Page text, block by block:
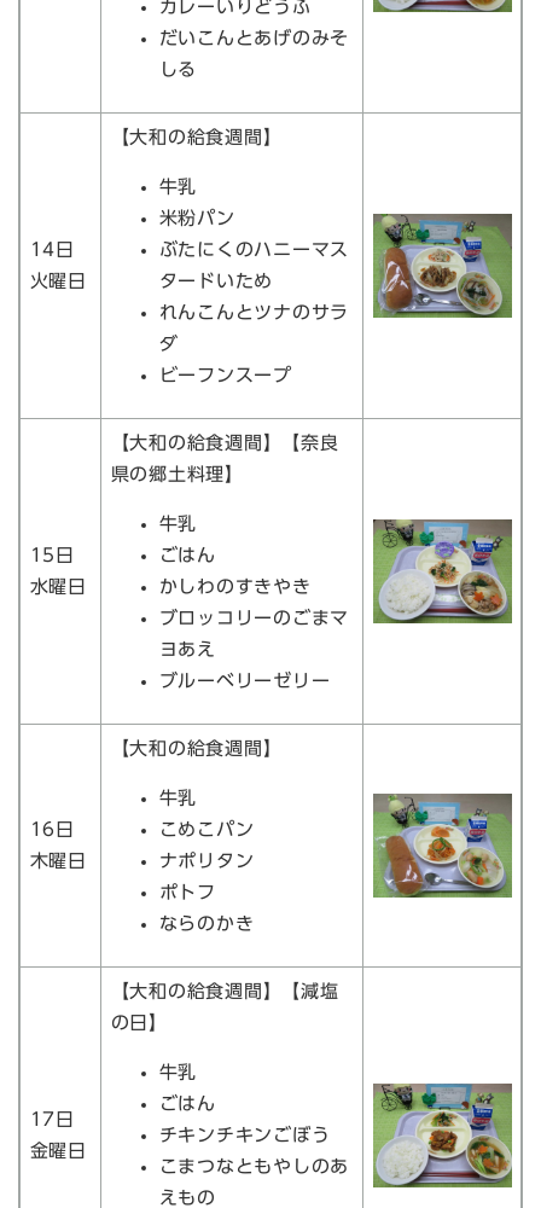
カレーいりどうふ
だいこんとあげのみそ
しる
14日
火曜日
【大和の給食週間】
牛乳
米粉パン
ぶたにくのハニーマス
タードいため
れんこんとツナのサラ
ダ
ビーフンスープ
15日
水曜日
【大和の給食週間】【奈良
県の郷土料理】
牛乳
ごはん
かしわのすきやき
ブロッコリーのごまマ
ヨあえ
ブルーベリーゼリー
16日
木曜日
【大和の給食週間】
牛乳
こめこパン
ナポリタン
ポトフ
ならのかき
17日
金曜日
【大和の給食週間】【減塩
の日】
牛乳
ごはん
チキンチキンごぼう
こまつなともやしのあ
えもの